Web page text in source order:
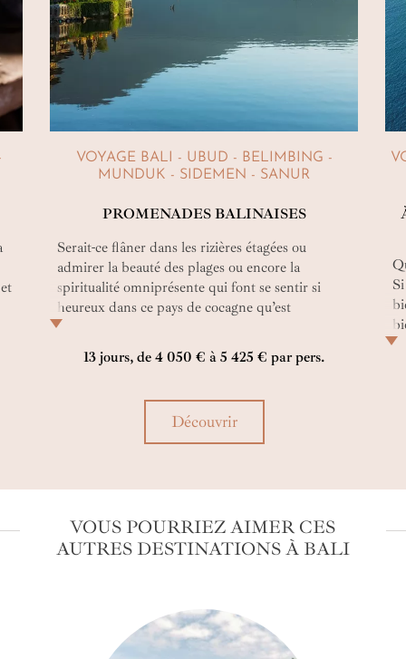
échappée indonésienne.
VOYAGE BALI - UBUD - BELIMBING -
MUNDUK - SIDEMEN - SANUR
PROMENADES BALINAISES
Serait-ce flâner dans les rizières étagées ou
admirer la beauté des plages ou encore la
spiritualité omniprésente qui font se sentir si
heureux dans ce pays de cocagne qu’est
l’Indonésie ? Vous le saurez surement après ce
beau voyage aux accents culturels dont les
balades vous feront pénétrer au cœur de l’âme
13 jours, de 4 050 € à 5 425 € par pers.
Découvrir
VOUS POURRIEZ AIMER CES
AUTRES DESTINATIONS À BALI